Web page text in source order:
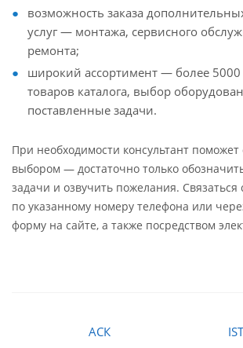
возможность заказа
услуг — монтажа, сервисного
ремонта;
широкий ассортимент — более
товаров каталога, выбор
поставленные задачи.
При необходимости консультант поможет
выбором — достаточно только
задачи и озвучить пожелания.
по указанному номеру телефона или
форму на сайте, а также посредством
АСК